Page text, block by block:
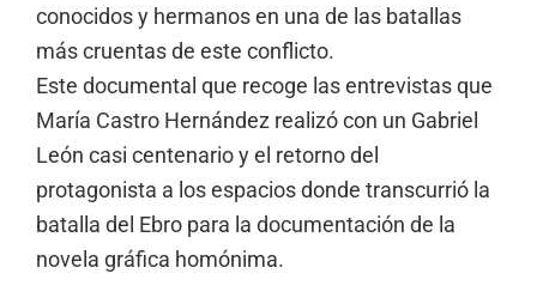
conocidos y hermanos en una de las batallas
más cruentas de este conflicto.
Este documental que recoge las entrevistas que
María Castro Hernández realizó con un Gabriel
León casi centenario y el retorno del
protagonista a los espacios donde transcurrió la
batalla del Ebro para la documentación de la
novela gráfica homónima.